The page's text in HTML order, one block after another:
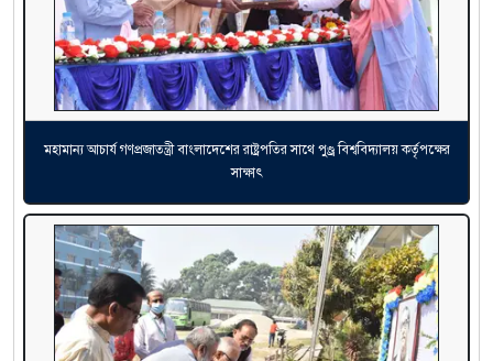
মহামান্য আচার্য গণপ্রজাতন্ত্রী বাংলাদেশের রাষ্ট্রপতির সাথে পুণ্ড্র বিশ্ববিদ্যালয় কর্তৃপক্ষের
সাক্ষাৎ